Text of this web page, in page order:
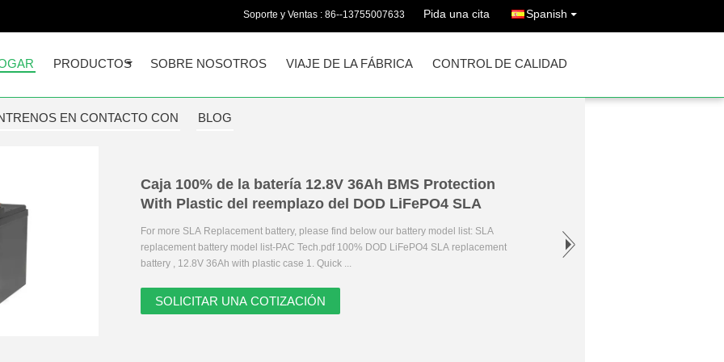
Soporte y Ventas : 86--13755007633 Pida una cita Spanish
PRODUCTOS SOBRE NOSOTROS VIAJE DE LA FÁBRICA CONTROL DE CALIDAD
EN CONTACTO CON BLOG
Caja 100% de la batería 12.8V 36Ah BMS Protection
With Plastic del reemplazo del DOD LiFePO4 SLA
For more SLA Replacement battery, please find below our battery model list: SLA
replacement battery model list-PAC Tech.pdf 100% DOD LiFePO4 SLA replacement
battery , 12.8V 36Ah with plastic case 1. Quick ...